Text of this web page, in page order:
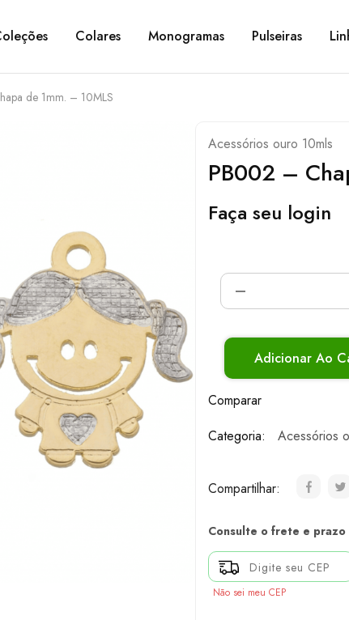
Colares Monogramas Pulseiras
de 1mm. – 10MLS
Acessórios ouro 10mls
PB002 –
Faça seu login
Adicionar Ao
Comparar
Categoria:
Acessórios
Compartilhar:
Consulte o frete e
Não sei meu CEP